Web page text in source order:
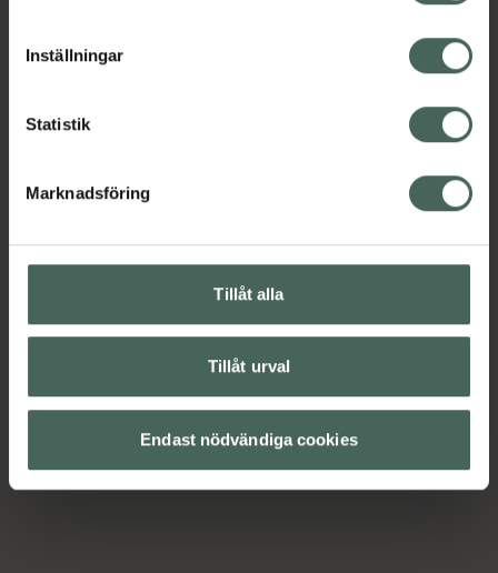
cookieinställningar. Ett återkallat samtycke påverkar inte
lagligheten av behandling som skett innan återkallelsen.
Inställningar
Statistik
Marknadsföring
Tillåt alla
Tillåt urval
Endast nödvändiga cookies